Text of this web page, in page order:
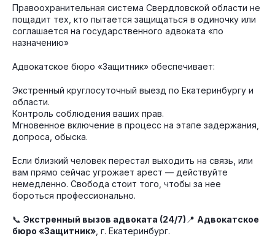
Правоохранительная система Свердловской области не
пощадит тех, кто пытается защищаться в одиночку или
соглашается на государственного адвоката «по
назначению»
Адвокатское бюро «Защитник» обеспечивает:
Экстренный круглосуточный выезд по Екатеринбургу и
области.
Контроль соблюдения ваших прав.
Мгновенное включение в процесс на этапе задержания,
допроса, обыска.
Если близкий человек перестал выходить на связь, или
вам прямо сейчас угрожает арест — действуйте
немедленно. Свобода стоит того, чтобы за нее
бороться профессионально.
📞 Экстренный вызов адвоката (24/7) 📍 Адвокатское
бюро «Защитник» , г. Екатеринбург.